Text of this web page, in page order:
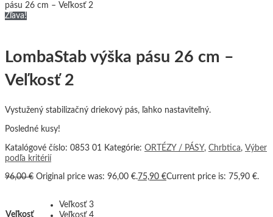
pásu 26 cm – Veľkosť 2
Zľava!
LombaStab výška pásu 26 cm –
Veľkosť 2
Vystužený stabilizačný driekový pás, ľahko nastaviteľný.
Posledné kusy!
Katalógové číslo: 0853 01 Kategórie: ORTÉZY / PÁSY, Chrbtica, Výber
podľa kritérií
96,00€ Original price was: 96,00 €.75,90 €Current price is: 75,90 €.
Veľkosť
Veľkosť 3
Veľkosť 4